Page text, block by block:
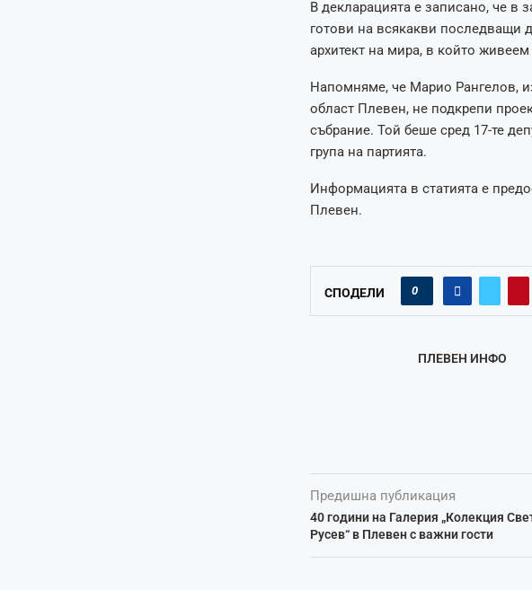
В декларацията е записано, че в
готови на всякакви последващи
архитект на мира, в който
Напомняме, че Марио Рангелов,
област Плевен, не подкрепи
събрание. Той беше сред 17-те
група на партията.
Информацията в статията е
Плевен.
СПОДЕЛИ 0
ПЛЕВЕН ИНФО
Предишна публикация
40 години на Галерия „Колекция
Русев“ в Плевен с важни гости